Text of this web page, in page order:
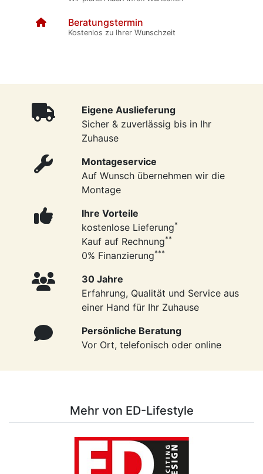
Beratungstermin
Kostenlos zu Ihrer Wunschzeit
Eigene Auslieferung
Sicher & zuverlässig bis in Ihr
Zuhause
Montageservice
Auf Wunsch übernehmen wir die
Montage
Ihre Vorteile
kostenlose Lieferung*
Kauf auf Rechnung**
0% Finanzierung***
30 Jahre
Erfahrung, Qualität und Service aus
einer Hand für Ihr Zuhause
Persönliche Beratung
Vor Ort, telefonisch oder online
Mehr von ED-Lifestyle